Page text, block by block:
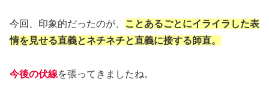
今回、印象的だったのが、
ことあるごとにイライラした表
情を見せる直義とネチネチと直義に接する師直。
今後の伏線を張ってきましたね。